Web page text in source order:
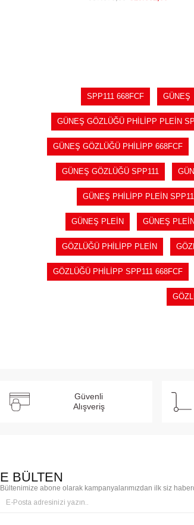
SPP111 668FCF GÜNEŞ
GÜNEŞ GÖZLÜĞÜ PHİLİPP PLEİN
GÜNEŞ GÖZLÜĞÜ PHİLİPP 668FCF
GÜNEŞ GÖZLÜĞÜ SPP111
GÜNEŞ PHİLİPP PLEİN
GÜNEŞ PLEİN GÜNEŞ
GÖZLÜĞÜ PHİLİPP PLEİN
GÖZLÜĞÜ PHİLİPP SPP111 668FCF
Güvenli
Alışveriş
E BÜLTEN
Bültenimize abone olarak kampanyalarımızdan ilk siz